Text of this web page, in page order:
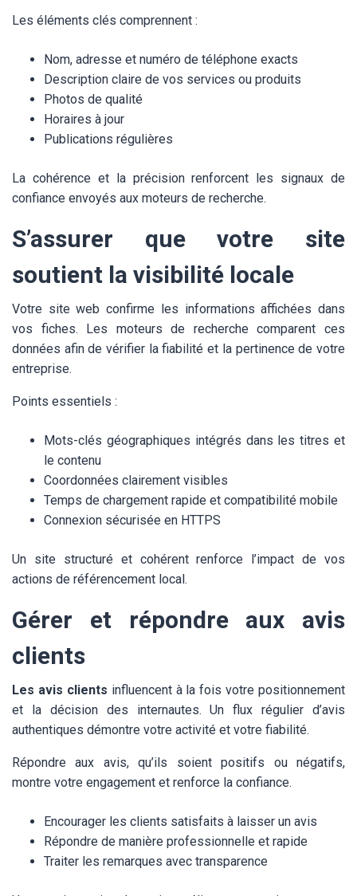
Les éléments clés comprennent :
Nom, adresse et numéro de téléphone exacts
Description claire de vos services ou produits
Photos de qualité
Horaires à jour
Publications régulières
La cohérence et la précision renforcent les signaux de
confiance envoyés aux moteurs de recherche.
S’assurer que votre site
soutient la visibilité locale
Votre site web confirme les informations affichées dans
vos fiches. Les moteurs de recherche comparent ces
données afin de vérifier la fiabilité et la pertinence de votre
entreprise.
Points essentiels :
Mots-clés géographiques intégrés dans les titres et
le contenu
Coordonnées clairement visibles
Temps de chargement rapide et compatibilité mobile
Connexion sécurisée en HTTPS
Un site structuré et cohérent renforce l’impact de vos
actions de référencement local.
Gérer et répondre aux avis
clients
Les avis clients influencent à la fois votre positionnement
et la décision des internautes. Un flux régulier d’avis
authentiques démontre votre activité et votre fiabilité.
Répondre aux avis, qu’ils soient positifs ou négatifs,
montre votre engagement et renforce la confiance.
Encourager les clients satisfaits à laisser un avis
Répondre de manière professionnelle et rapide
Traiter les remarques avec transparence